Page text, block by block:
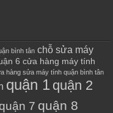
bình tân chỗ sửa máy
6 cửa hàng máy tính
hàng sửa máy tính quận bình tân
quận 1 quận 2
7 quận 8